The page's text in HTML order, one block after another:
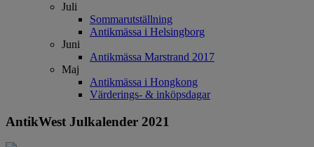
Juli
Sommarutställning
Antikmässa i Helsingborg
Juni
Antikmässa Marstrand 2017
Maj
Antikmässa i Hongkong
Värderings- & inköpsdagar
AntikWest Julkalender 2021